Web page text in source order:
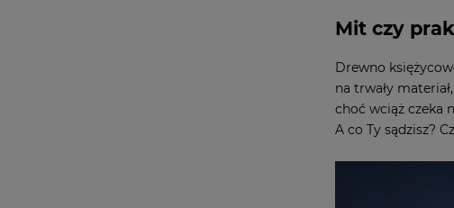
Mit czy
Drewno
na trwały
choć wciąż czeka
A co Ty sądzisz?